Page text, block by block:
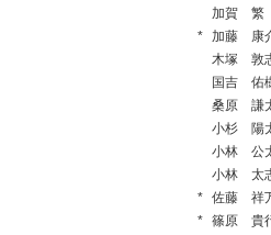
加賀 繁
* 加藤 康
木塚 敦
国吉 佑
桑原 謙
小杉 陽
小林 公
小林 太
* 佐藤 祥
* 篠原 貴